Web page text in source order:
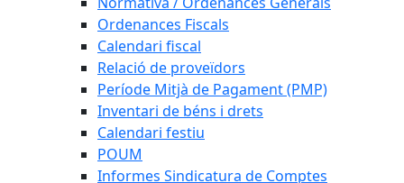
Ordenances Fiscals
Calendari fiscal
Relació de proveïdors
Període Mitjà de Pagament (PMP)
Inventari de béns i drets
Calendari festiu
POUM
Informes Sindicatura de Comptes